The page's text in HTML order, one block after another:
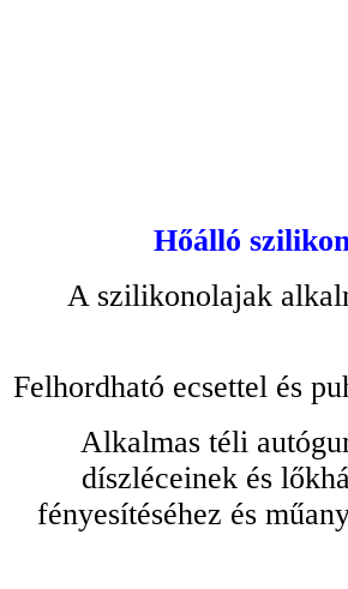
Hőálló
A szilikonolajak
Felhordható ecsettel és
Alkalmas téli
díszléceinek és
fényesítéséhez és